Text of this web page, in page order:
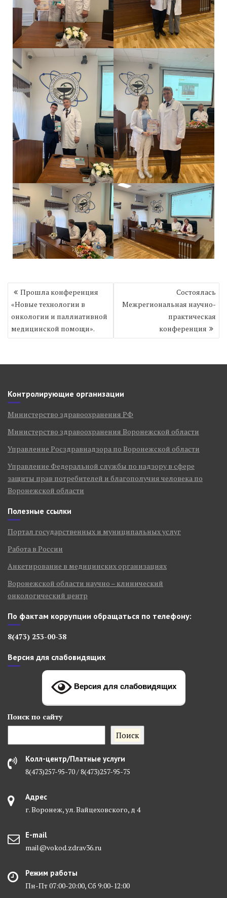
Навигация
по
записям
Прошла конференция
«Новые технологии в
онкологии и паллиативной
медицинской помощи».
Состоялась
Межрегиональная научно-
практическая
конференция
Контролирующие организации
Министерство здравоохранения РФ
Министерство здравоохранения Воронежской области
Управление Росздравнадзора по Воронежской области
Управление Федеральной службы по надзору в сфере
защиты прав потребителей и благополучия человека по
Воронежской области
Полезные ссылки
Портал государственных и муниципальных услуг
Работа в России
Анкетирование в медицинских организациях
Воронежской области научно – клинический
онкологический центр
По фактам коррупции обращаться по телефону:
8(473) 253-00-38
Версия для слабовидящих
Версия для слабовидящих
Поиск по сайту
Поиск
Колл-центр/Платные услуги
8(473)257-95-70 / 8(473)257-95-75
Адрес
г. Воронеж, ул. Вайцеховского, д 4
E-mail
mail@vokod.zdrav36.ru
Режим работы
Пн-Пт 07:00-20:00, Сб 9:00-12:00